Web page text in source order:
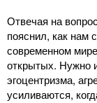
Отвечая на
пояснил, как нам
современном
открытых. Нужно
эгоцентризма,
усиливаются,